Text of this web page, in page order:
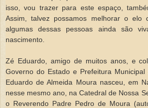
isso, vou trazer para este espaço,
Assim, talvez possamos melhorar o elo
algumas dessas pessoas ainda são
nascimento.
Zé Eduardo, amigo de muitos anos, e
Governo do Estado e Prefeitura
Eduardo de Almeida Moura nasceu, em
nesse mesmo ano, na Catedral de Nossa
o Reverendo Padre Pedro de Moura